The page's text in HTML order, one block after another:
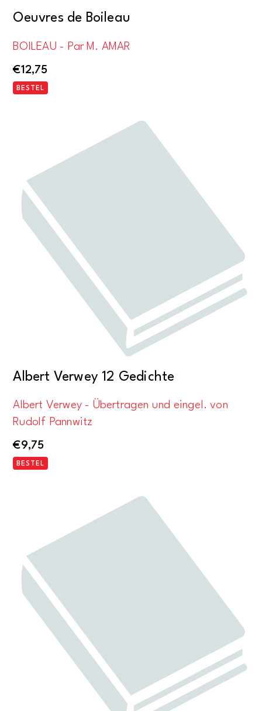
Oeuvres de Boileau
BOILEAU - Par M. AMAR
€12,75
BESTEL
Albert Verwey 12 Gedichte
Albert Verwey - Übertragen und eingel. von
Rudolf Pannwitz
€9,75
BESTEL